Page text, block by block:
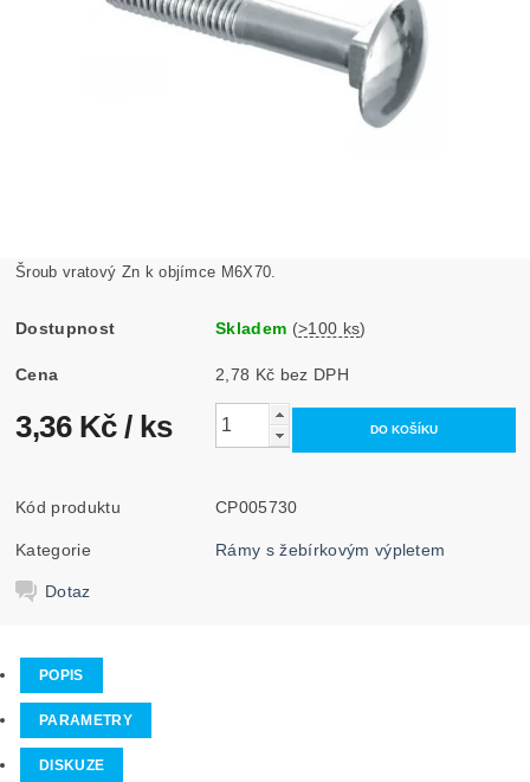
Šroub vratový Zn k objímce M6X70.
Dostupnost Skladem (>100 ks)
Cena 2,78 Kč bez DPH
3,36 Kč/ ks
Kód produktu CP005730
Kategorie Rámy s žebírkovým výpletem
Dotaz
POPIS
PARAMETRY
DISKUZE